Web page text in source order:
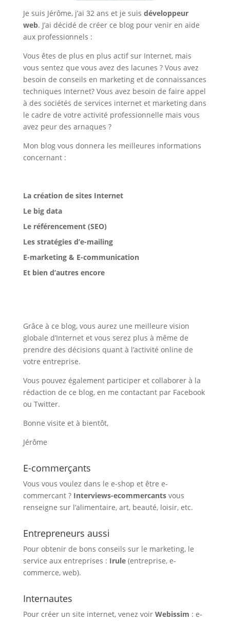
Je suis Jérôme, j’ai 32 ans et je suis développeur
web. J’ai décidé de créer ce blog pour venir en aide
aux professionnels :
Vous êtes de plus en plus actif sur Internet, mais
vous sentez que vous avez des lacunes ? Vous avez
besoin de conseils en marketing et de connaissances
techniques Internet? Vous avez besoin de faire appel
à des sociétés de services internet et marketing dans
le cadre de votre activité professionnelle mais vous
avez peur des arnaques ?
Mon blog vous donnera les meilleures informations
concernant :
La création de sites Internet
Le big data
Le référencement (SEO)
Les stratégies d’e-mailing
E-marketing & E-communication
Et bien d’autres encore
Grâce à ce blog, vous aurez une meilleure vision
globale d’Internet et vous serez plus à même de
prendre des décisions quant à l’activité online de
votre entreprise.
Vous pouvez également participer et collaborer à la
rédaction de ce blog, en me contactant par Facebook
ou Twitter.
Bonne visite et à bientôt,
Jérôme
E-commerçants
Vous vous voulez dans le e-shop et être e-
commercant ? Interviews-ecommercantsvous
renseigne sur l’alimentaire, art, beauté, loisir, etc.
Entrepreneurs aussi
Pour obtenir de bons conseils sur le marketing, le
service aux entreprises : Irule(entreprise, e-
commerce, web).
Internautes
Pour créer un site internet, venez voir Webissim : e-